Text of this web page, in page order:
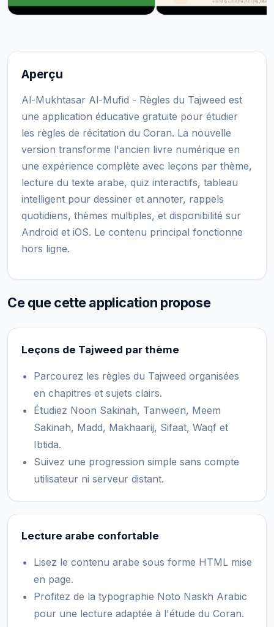
Aperçu
Al-Mukhtasar Al-Mufid - Règles du Tajweed est
une application éducative gratuite pour étudier
les règles de récitation du Coran. La nouvelle
version transforme l'ancien livre numérique en
une expérience complète avec leçons par thème,
lecture du texte arabe, quiz interactifs, tableau
intelligent pour dessiner et annoter, rappels
quotidiens, thèmes multiples, et disponibilité sur
Android et iOS. Le contenu principal fonctionne
hors ligne.
Ce que cette application propose
Leçons de Tajweed par thème
Parcourez les règles du Tajweed organisées
en chapitres et sujets clairs.
Étudiez Noon Sakinah, Tanween, Meem
Sakinah, Madd, Makhaarij, Sifaat, Waqf et
Ibtida.
Suivez une progression simple sans compte
utilisateur ni serveur distant.
Lecture arabe confortable
Lisez le contenu arabe sous forme HTML mise
en page.
Profitez de la typographie Noto Naskh Arabic
pour une lecture adaptée à l'étude du Coran.